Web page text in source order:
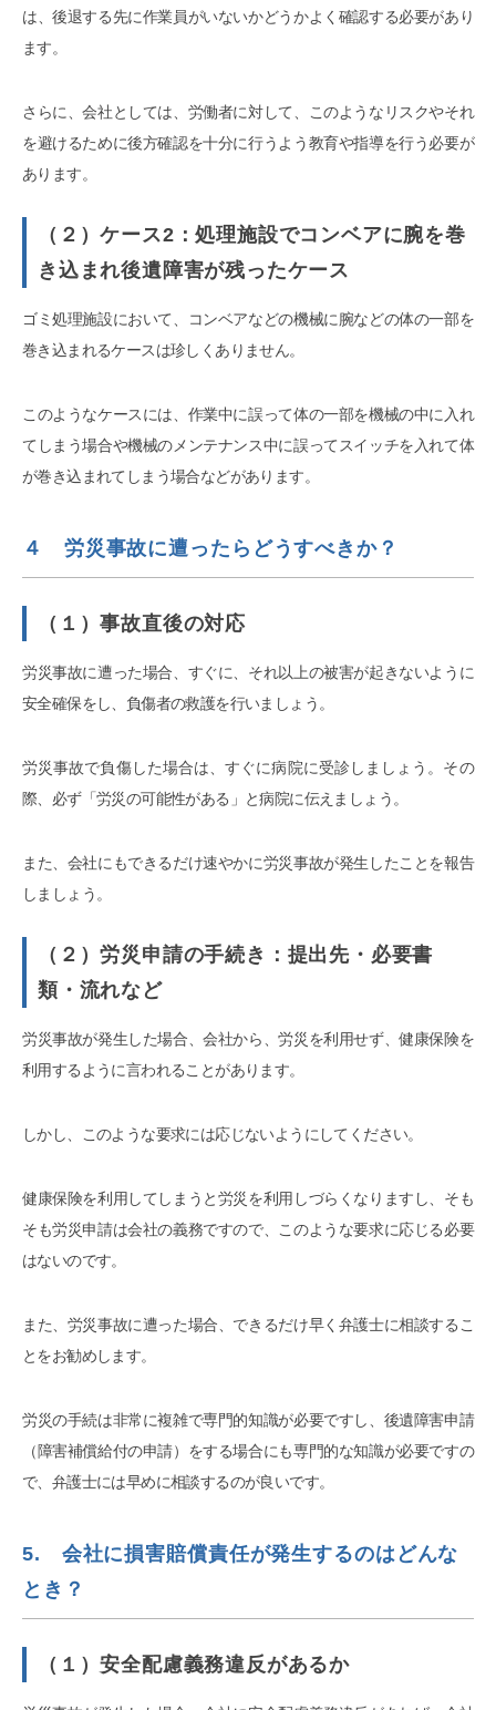
は、後退する先に作業員がいないかどうかよく確認する必要があり
ます。
さらに、会社としては、労働者に対して、このようなリスクやそれ
を避けるために後方確認を十分に行うよう教育や指導を行う必要が
あります。
（２）ケース2：処理施設でコンベアに腕を巻
き込まれ後遺障害が残ったケース
ゴミ処理施設において、コンベアなどの機械に腕などの体の一部を
巻き込まれるケースは珍しくありません。
このようなケースには、作業中に誤って体の一部を機械の中に入れ
てしまう場合や機械のメンテナンス中に誤ってスイッチを入れて体
が巻き込まれてしまう場合などがあります。
４ 労災事故に遭ったらどうすべきか？
（１）事故直後の対応
労災事故に遭った場合、すぐに、それ以上の被害が起きないように
安全確保をし、負傷者の救護を行いましょう。
労災事故で負傷した場合は、すぐに病院に受診しましょう。その
際、必ず「労災の可能性がある」と病院に伝えましょう。
また、会社にもできるだけ速やかに労災事故が発生したことを報告
しましょう。
（２）労災申請の手続き：提出先・必要書
類・流れなど
労災事故が発生した場合、会社から、労災を利用せず、健康保険を
利用するように言われることがあります。
しかし、このような要求には応じないようにしてください。
健康保険を利用してしまうと労災を利用しづらくなりますし、そも
そも労災申請は会社の義務ですので、このような要求に応じる必要
はないのです。
また、労災事故に遭った場合、できるだけ早く弁護士に相談するこ
とをお勧めします。
労災の手続は非常に複雑で専門的知識が必要ですし、後遺障害申請
（障害補償給付の申請）をする場合にも専門的な知識が必要ですの
で、弁護士には早めに相談するのが良いです。
5. 会社に損害賠償責任が発生するのはどんな
とき？
（１）安全配慮義務違反があるか